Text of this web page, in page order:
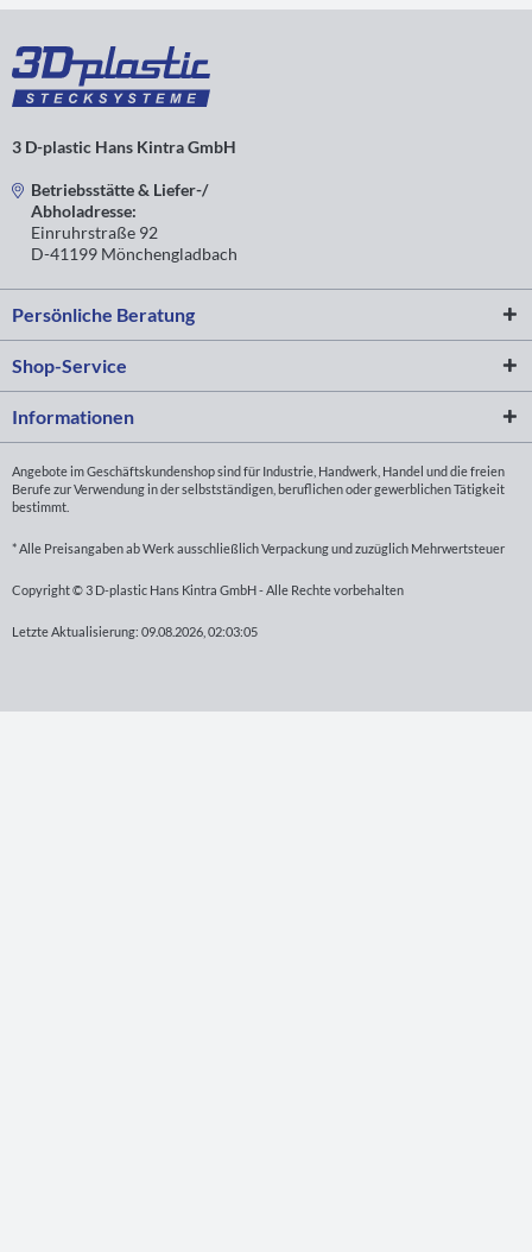
3 D-plastic Hans Kintra GmbH
Betriebsstätte & Liefer-/
Abholadresse:
Einruhrstraße 92
D-41199 Mönchengladbach
Persönliche Beratung
Shop-Service
Informationen
Angebote im Geschäftskundenshop sind für Industrie, Handwerk, Handel und die freien
Berufe zur Verwendung in der selbstständigen, beruflichen oder gewerblichen Tätigkeit
bestimmt.
* Alle Preisangaben ab Werk ausschließlich Verpackung und zuzüglich Mehrwertsteuer
Copyright © 3 D-plastic Hans Kintra GmbH - Alle Rechte vorbehalten
Letzte Aktualisierung: 09.08.2026, 02:03:05